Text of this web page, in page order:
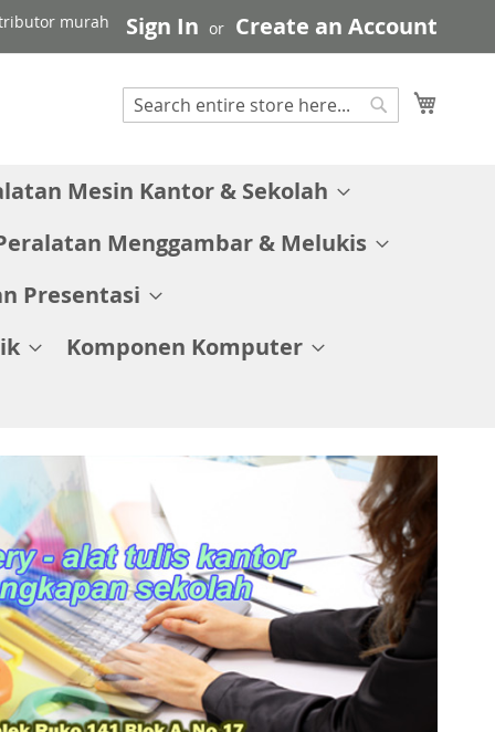
murah Sign In Create an Account
Search
Mesin Kantor & Sekolah
Menggambar & Melukis
Presentasi
Komponen Komputer